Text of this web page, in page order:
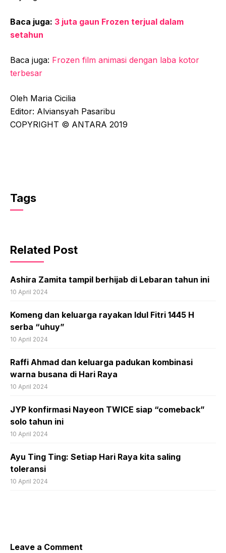
Baca juga: 3 juta gaun Frozen terjual dalam
setahun
Baca juga: Frozen film animasi dengan laba kotor
terbesar
Oleh Maria Cicilia
Editor: Alviansyah Pasaribu
COPYRIGHT © ANTARA 2019
Tags
Related Post
Ashira Zamita tampil berhijab di Lebaran tahun ini
10 April 2024
Komeng dan keluarga rayakan Idul Fitri 1445 H
serba “uhuy”
10 April 2024
Raffi Ahmad dan keluarga padukan kombinasi
warna busana di Hari Raya
10 April 2024
JYP konfirmasi Nayeon TWICE siap “comeback”
solo tahun ini
10 April 2024
Ayu Ting Ting: Setiap Hari Raya kita saling
toleransi
10 April 2024
Leave a Comment